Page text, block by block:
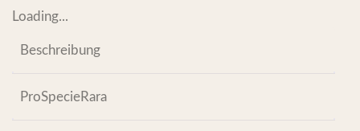
Loading...
Beschreibung
ProSpecieRara